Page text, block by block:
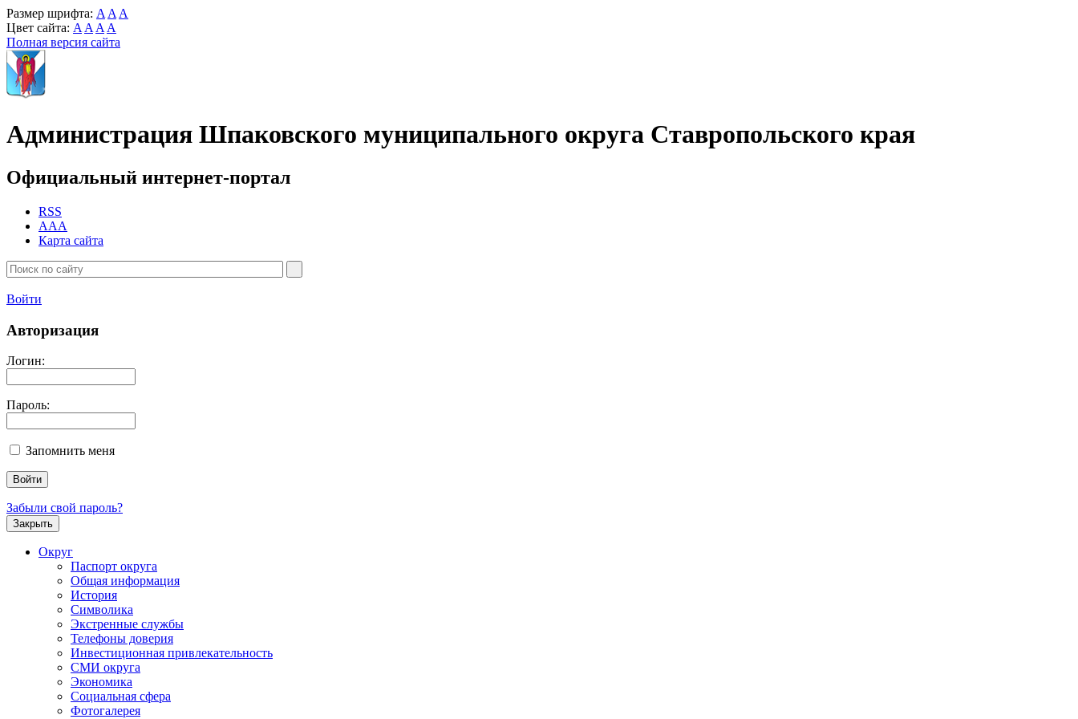
Размер шрифта: A A A
Цвет сайта: A A A A
Полная версия сайта
Администрация Шпаковского муниципального округа Ставропольского края
Официальный интернет-портал
RSS
AAA
Карта сайта
Войти
Авторизация
Логин:
Пароль:
Запомнить меня
Забыли свой пароль?
Закрыть
Округ
Паспорт округа
Общая информация
История
Символика
Экстренные службы
Телефоны доверия
Инвестиционная привлекательность
СМИ округа
Экономика
Социальная сфера
Фотогалерея